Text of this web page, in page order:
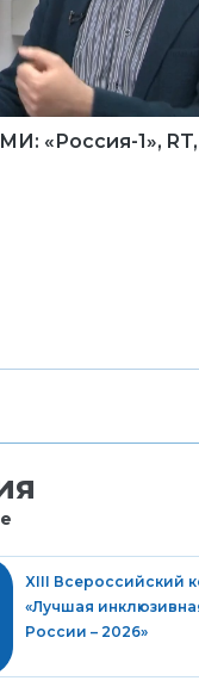
«Россия-1», RT,
XIII Всероссийский
«Лучшая
России – 2026»